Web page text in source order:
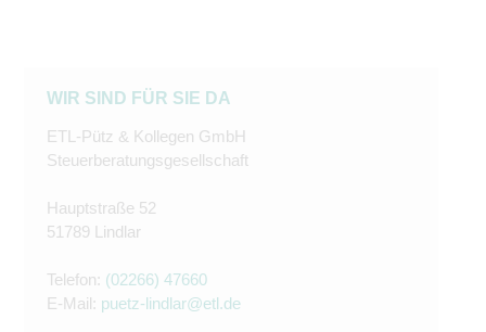
WIR SIND FÜR SIE DA
ETL-Pütz & Kollegen GmbH
Steuerberatungsgesellschaft
Hauptstraße 52
51789 Lindlar
Telefon: (02266) 47660
E-Mail: puetz-lindlar@etl.de